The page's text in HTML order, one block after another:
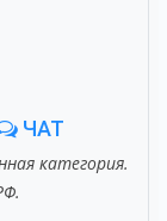
ЧАТ
категория.